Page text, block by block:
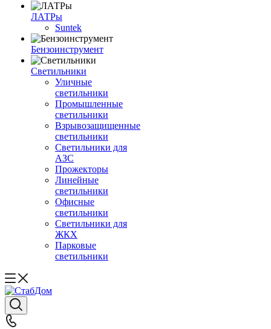
ЛАТРы
Suntek
Бензоинструмент
Светильники
Уличные
светильники
Промышленные
светильники
Взрывозащищенные
светильники
Светильники для
АЗС
Прожекторы
Линейные
светильники
Офисные
светильники
Светильники для
ЖКХ
Парковые
светильники